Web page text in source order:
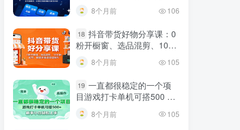
发布内容
8个月前 106
18 抖音带货好物分享课：0
粉开橱窗、选品混剪、1000
巧
8个月前 105
19 一直都很稳定的一个项
目游戏打卡单机可搭500 ，
新手小白轻松上手
8个月前 105